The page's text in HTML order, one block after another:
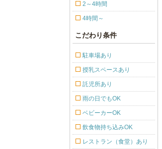
2～4時間
4時間～
こだわり条件
駐車場あり
授乳スペースあり
託児所あり
雨の日でもOK
ベビーカーOK
飲食物持ち込みOK
レストラン（食堂）あり